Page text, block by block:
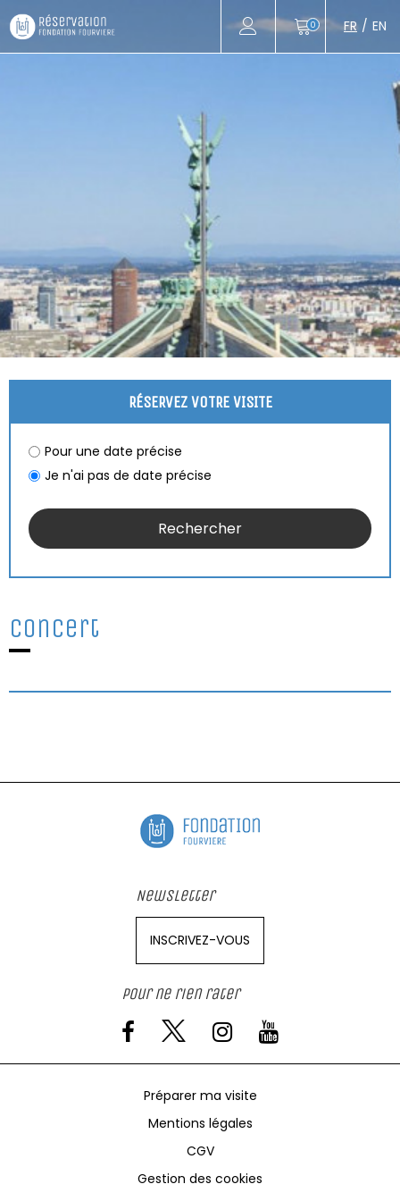
0 FR EN
RÉSERVEZ VOTRE VISITE
Pour une date précise
Je n'ai pas de date précise
Concert
Newsletter
INSCRIVEZ-VOUS
Pour ne rien rater
Préparer ma visite
Mentions légales
CGV
Gestion des cookies